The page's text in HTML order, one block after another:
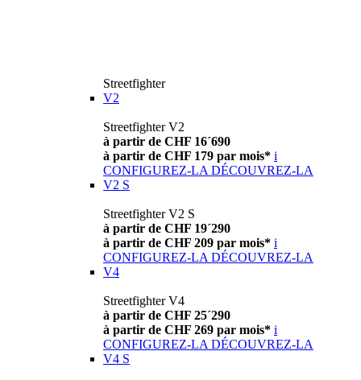
Streetfighter
V2
Streetfighter V2
à partir de CHF 16´690
à partir de CHF 179 par mois* i
CONFIGUREZ-LA DÉCOUVREZ-LA
V2 S
Streetfighter V2 S
à partir de CHF 19´290
à partir de CHF 209 par mois* i
CONFIGUREZ-LA DÉCOUVREZ-LA
V4
Streetfighter V4
à partir de CHF 25´290
à partir de CHF 269 par mois* i
CONFIGUREZ-LA DÉCOUVREZ-LA
V4 S